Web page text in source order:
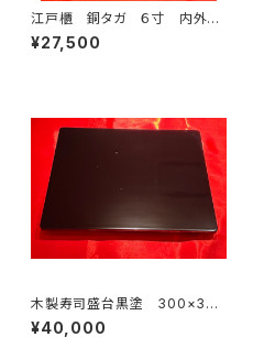
江戸櫃 銅タガ ６寸 内外摺
漆[箱付]
¥27,500
木製寿司盛台黒塗 300×360
×H30㎜
¥40,000